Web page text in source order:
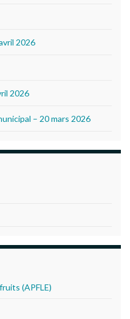
2026
2026
– 20 mars 2026
(APFLE)